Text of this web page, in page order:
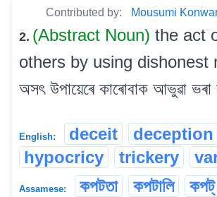
Contributed by: Mousumi
2. (Abstract Noun) the act
others by using dishonest
অসৎ উপায়েৰে কাৰোবাক আভুৱা ভৰা
English: deceit deception
hypocricy
trickery
Assamese: কপটতা কপটালি কপট্